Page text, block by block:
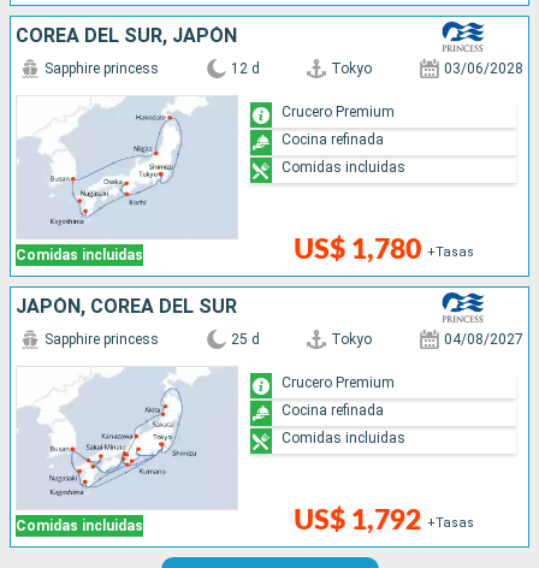
COREA DEL SUR, JAPÓN
Comidas incluidas
Sapphire princess 12 d Tokyo 03/06/2028
US$ 1,780 +Tasas
Crucero Premium
Cocina refinada
Comidas incluidas
JAPÓN, COREA DEL SUR
Comidas incluidas
Sapphire princess 25 d Tokyo 04/08/2027
US$ 1,792 +Tasas
Crucero Premium
Cocina refinada
Comidas incluidas